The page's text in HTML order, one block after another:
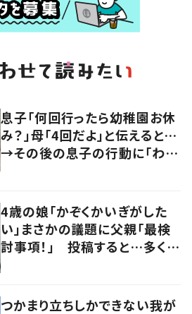
息子「何回行ったら幼稚園お休
み？」母「4回だよ」と伝えると…
→その後の息子の行動に「わか
4歳の娘「かぞくかいぎがした
い」まさかの議題に父親「最検
討事項！」 投稿すると…多くの
つかまり立ちしかできない我が